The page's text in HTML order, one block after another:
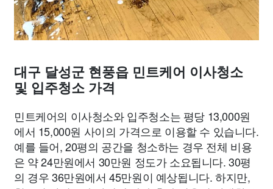
대구 달성군 현풍읍 민트케어 이사청소
및 입주청소 가격
민트케어의 이사청소와 입주청소는 평당 13,000원
에서 15,000원 사이의 가격으로 이용할 수 있습니다.
예를 들어, 20평의 공간을 청소하는 경우 전체 비용
은 약 24만원에서 30만원 정도가 소요됩니다. 30평
의 경우 36만원에서 45만원이 예상됩니다. 하지만,